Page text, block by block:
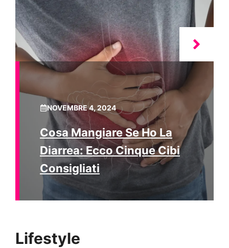
NOVEMBRE 4, 2024
Cosa Mangiare Se Ho La
Diarrea: Ecco Cinque Cibi
Consigliati
Lifestyle